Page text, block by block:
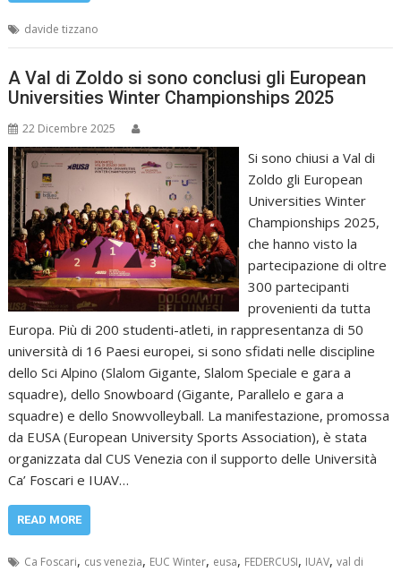
davide tizzano
A Val di Zoldo si sono conclusi gli European
Universities Winter Championships 2025
22 Dicembre 2025
Si sono chiusi a Val di
Zoldo gli European
Universities Winter
Championships 2025,
che hanno visto la
partecipazione di oltre
300 partecipanti
provenienti da tutta
Europa. Più di 200 studenti-atleti, in rappresentanza di 50
università di 16 Paesi europei, si sono sfidati nelle discipline
dello Sci Alpino (Slalom Gigante, Slalom Speciale e gara a
squadre), dello Snowboard (Gigante, Parallelo e gara a
squadre) e dello Snowvolleyball. La manifestazione, promossa
da EUSA (European University Sports Association), è stata
organizzata dal CUS Venezia con il supporto delle Università
Ca’ Foscari e IUAV…
READ MORE
Ca Foscari, cus venezia, EUC Winter, eusa, FEDERCUSI, IUAV,val di